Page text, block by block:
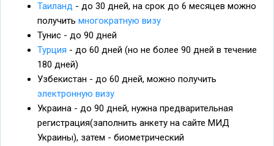
Таиланд - до 30 дней, на срок до 6 месяцев можно
получить многократную визу
Тунис - до 90 дней
Турция - до 60 дней (но не более 90 дней в течение
180 дней)
Узбекистан - до 60 дней, можно получить
электронную визу
Украина - до 90 дней, нужна предварительная
регистрация(заполнить анкету на сайте МИД
Украины), затем - биометрический